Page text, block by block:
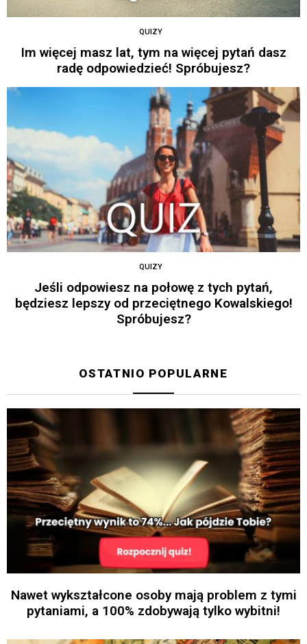
QUIZY
Im więcej masz lat, tym na więcej pytań dasz
radę odpowiedzieć! Spróbujesz?
QUIZY
Jeśli odpowiesz na połowę z tych pytań,
będziesz lepszy od przeciętnego Kowalskiego!
Spróbujesz?
OSTATNIO POPULARNE
Nawet wykształcone osoby mają problem z tymi
pytaniami, a 100% zdobywają tylko wybitni!